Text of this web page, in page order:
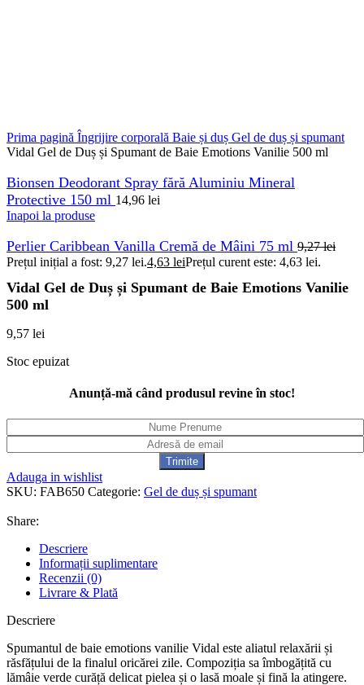
Prima pagină Îngrijire corporală Baie și duș Gel de duș și spumant
Vidal Gel de Duș și Spumant de Baie Emotions Vanilie 500 ml
Bionsen Deodorant Spray fără Aluminiu Mineral
Protective 150 ml 14,96 lei
Inapoi la produse
Perlier Caribbean Vanilla Cremă de Mâini 75 ml 9,27lei
Prețul inițial a fost: 9,27 lei.4,63 leiPrețul curent este: 4,63 lei.
Vidal Gel de Duș și Spumant de Baie Emotions Vanilie
500 ml
9,57 lei
Stoc epuizat
Anunță-mă când produsul revine în stoc!
Adauga in wishlist
SKU: FAB650 Categorie: Gel de duș și spumant
Share:
Descriere
Informații suplimentare
Recenzii (0)
Livrare & Plată
Descriere
Spumantul de baie emotions vanilie Vidal este aliatul relaxării și
răsfățului de la finalul oricărei zile. Compoziția sa îmbogățită cu
lămâie verde curăță delicat pielea și o lasă moale și fină la atingere.